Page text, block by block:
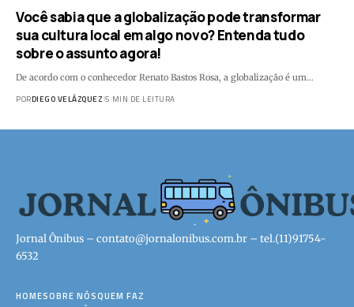
Você sabia que a globalização pode transformar
sua cultura local em algo novo? Entenda tudo
sobre o assunto agora!
De acordo com o conhecedor Renato Bastos Rosa, a globalização é um…
PORDIEGO VELÁZQUEZ 5 MIN DE LEITURA
Jornal Ônibus – contato@jornalonibus.com.br – tel.(11)91754-
6532
HOMESOBRE NÓSQUEM FAZ